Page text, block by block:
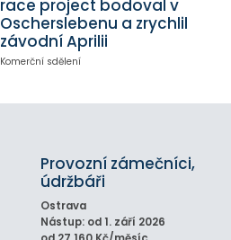
race project bodoval v
Oscherslebenu a zrychlil
závodní Aprilii
Komerční sdělení
Provozní zámečníci,
údržbáři
Ostrava
Nástup: od 1. září 2026